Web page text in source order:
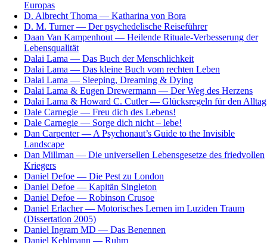
Europas
D. Albrecht Thoma — Katharina von Bora
D. M. Turner — Der psychedelische Reiseführer
Daan Van Kampenhout — Heilende Rituale-Verbesserung der
Lebensqualität
Dalai Lama — Das Buch der Menschlichkeit
Dalai Lama — Das kleine Buch vom rechten Leben
Dalai Lama — Sleeping, Dreaming & Dying
Dalai Lama & Eugen Drewermann — Der Weg des Herzens
Dalai Lama & Howard C. Cutler — Glücksregeln für den Alltag
Dale Carnegie — Freu dich des Lebens!
Dale Carnegie — Sorge dich nicht – lebe!
Dan Carpenter — A Psychonaut’s Guide to the Invisible
Landscape
Dan Millman — Die universellen Lebensgesetze des friedvollen
Kriegers
Daniel Defoe — Die Pest zu London
Daniel Defoe — Kapitän Singleton
Daniel Defoe — Robinson Crusoe
Daniel Erlacher — Motorisches Lernen im Luziden Traum
(Dissertation 2005)
Daniel Ingram MD — Das Benennen
Daniel Kehlmann — Ruhm